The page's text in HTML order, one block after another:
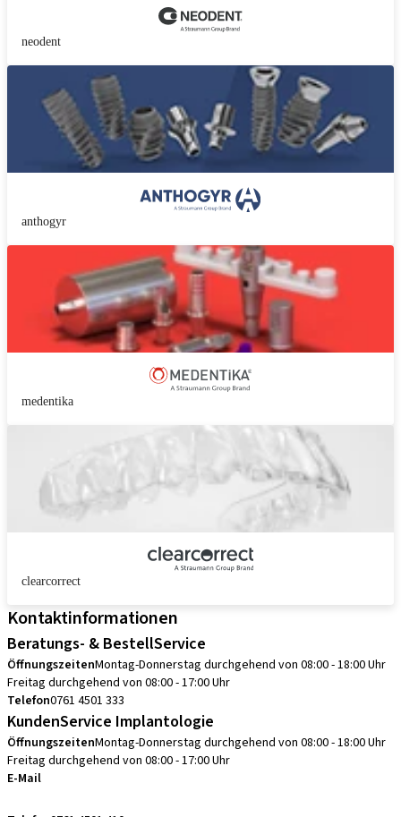
neodent
anthogyr
medentika
clearcorrect
Kontaktinformationen
Beratungs- & BestellService
ÖffnungszeitenMontag-Donnerstag durchgehend von 08:00 - 18:00 Uhr
Freitag durchgehend von 08:00 - 17:00 Uhr
Telefon0761 4501 333
KundenService Implantologie
ÖffnungszeitenMontag-Donnerstag durchgehend von 08:00 - 18:00 Uhr
Freitag durchgehend von 08:00 - 17:00 Uhr
E-Mail